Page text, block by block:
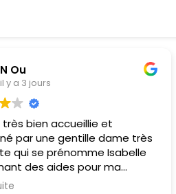
N Ou
il y a 3 jours
bien accueillie et
par une gentille dame très
qui se prénomme Isabelle
des aides pour ma
Le premier contact est